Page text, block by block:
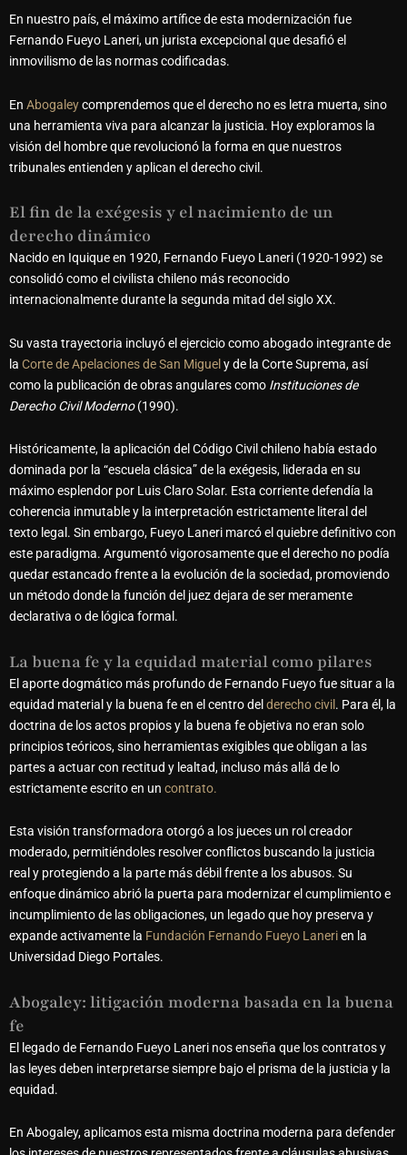
En nuestro país, el máximo artífice de esta modernización fue
Fernando Fueyo Laneri, un jurista excepcional que desafió el
inmovilismo de las normas codificadas.
En Abogaleycomprendemos que el derecho no es letra muerta, sino
una herramienta viva para alcanzar la justicia. Hoy exploramos la
visión del hombre que revolucionó la forma en que nuestros
tribunales entienden y aplican el derecho civil.
El fin de la exégesis y el nacimiento de un
derecho dinámico
Nacido en Iquique en 1920, Fernando Fueyo Laneri (1920-1992) se
consolidó como el civilista chileno más reconocido
internacionalmente durante la segunda mitad del siglo XX.
Su vasta trayectoria incluyó el ejercicio como abogado integrante de
la Corte de Apelaciones de San Miguel y de la Corte Suprema, así
como la publicación de obras angulares como Instituciones de
Derecho Civil Moderno(1990).
Históricamente, la aplicación del Código Civil chileno había estado
dominada por la “escuela clásica” de la exégesis, liderada en su
máximo esplendor por Luis Claro Solar. Esta corriente defendía la
coherencia inmutable y la interpretación estrictamente literal del
texto legal. Sin embargo, Fueyo Laneri marcó el quiebre definitivo con
este paradigma. Argumentó vigorosamente que el derecho no podía
quedar estancado frente a la evolución de la sociedad, promoviendo
un método donde la función del juez dejara de ser meramente
declarativa o de lógica formal.
La buena fe y la equidad material como pilares
El aporte dogmático más profundo de Fernando Fueyo fue situar a la
equidad material y la buena fe en el centro del derecho civil . Para él, la
doctrina de los actos propios y la buena fe objetiva no eran solo
principios teóricos, sino herramientas exigibles que obligan a las
partes a actuar con rectitud y lealtad, incluso más allá de lo
estrictamente escrito en un contrato.
Esta visión transformadora otorgó a los jueces un rol creador
moderado, permitiéndoles resolver conflictos buscando la justicia
real y protegiendo a la parte más débil frente a los abusos. Su
enfoque dinámico abrió la puerta para modernizar el cumplimiento e
incumplimiento de las obligaciones, un legado que hoy preserva y
expande activamente la Fundación Fernando Fueyo Lanerien la
Universidad Diego Portales.
Abogaley: litigación moderna basada en la buena
fe
El legado de Fernando Fueyo Laneri nos enseña que los contratos y
las leyes deben interpretarse siempre bajo el prisma de la justicia y la
equidad.
En Abogaley, aplicamos esta misma doctrina moderna para defender